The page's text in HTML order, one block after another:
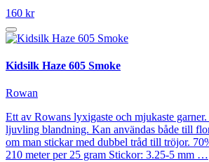
160 kr
Kidsilk Haze 605 Smoke
Rowan
Ett av Rowans lyxigaste och mjukaste
ljuvling blandning. Kan användas både till
om man stickar med dubbel tråd till tröjor.
210 meter per 25 gram Stickor: 3.25-5 mm …